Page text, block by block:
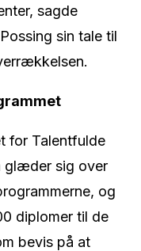
sagde
sin tale til
for Talentfulde
glæder sig over
og
diplomer til de
bevis på at